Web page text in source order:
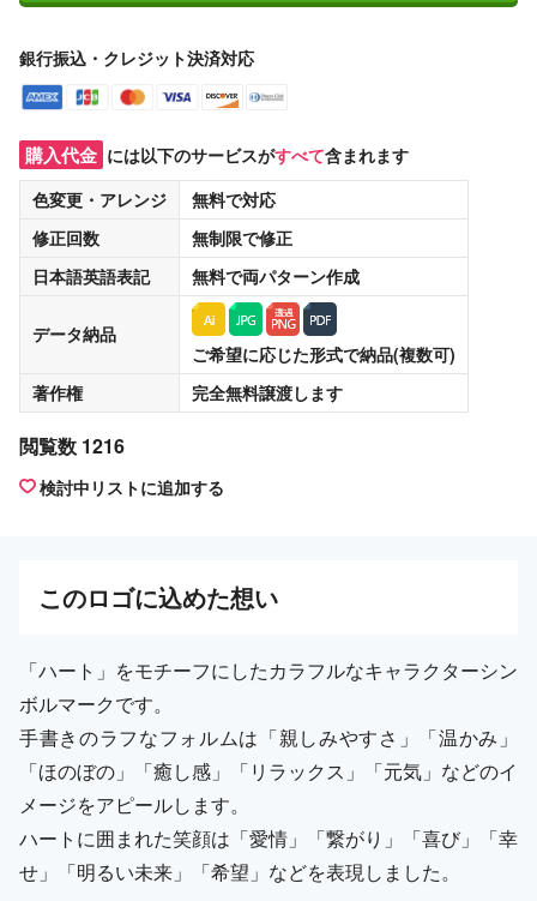
銀行振込・クレジット決済対応
購入代金 には以下のサービスがすべて含まれます
色変更・アレンジ
無料で対応
修正回数
無制限で修正
日本語英語表記
無料で両パターン作成
データ納品
ご希望に応じた形式で納品(複数可)
著作権
完全無料譲渡します
閲覧数 1216
検討中リストに追加する
このロゴに込めた想い
「ハート」をモチーフにしたカラフルなキャラクターシン
ボルマークです。
手書きのラフなフォルムは「親しみやすさ」「温かみ」
「ほのぼの」「癒し感」「リラックス」「元気」などのイ
メージをアピールします。
ハートに囲まれた笑顔は「愛情」「繋がり」「喜び」「幸
せ」「明るい未来」「希望」などを表現しました。